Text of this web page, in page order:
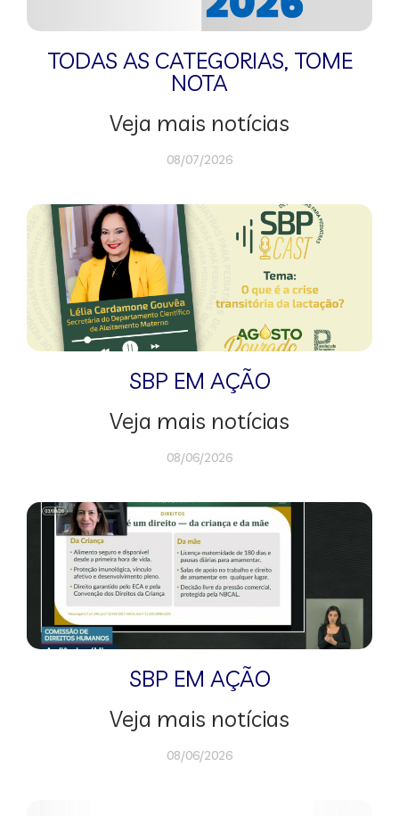
TODAS AS CATEGORIAS, TOME
NOTA
Veja mais notícias
08/07/2026
SBP EM AÇÃO
Veja mais notícias
08/06/2026
SBP EM AÇÃO
Veja mais notícias
08/06/2026